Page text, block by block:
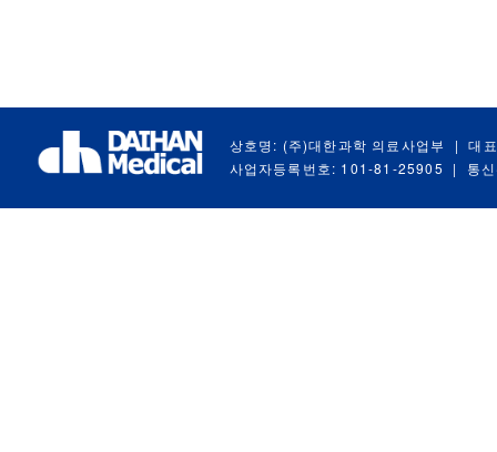
상호명: (주)대한과학 의료사업부 |
대
사업자등록번호: 101-81-25905
| 통